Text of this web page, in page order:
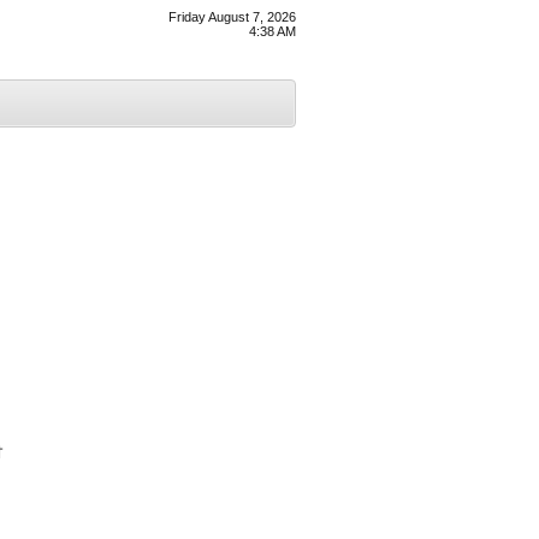
Friday August 7, 2026
4:38 AM